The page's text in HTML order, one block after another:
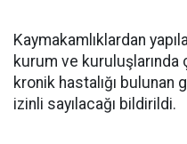
Kaymakamlıklardan
kurum ve kuruluşlarında
kronik hastalığı bulunan
izinli sayılacağı bildirildi.